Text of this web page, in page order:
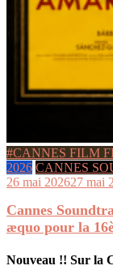
#CANNES FILM
2026 CANNES
26 mai 202627 mai
Cannes
æquo pour la
Nouveau !! Sur la